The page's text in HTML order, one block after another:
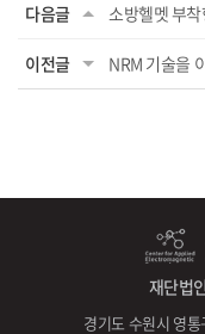
다음글 소방헬멧 부
이전글 NRM 기술을
재단법
경기도 수원시 영